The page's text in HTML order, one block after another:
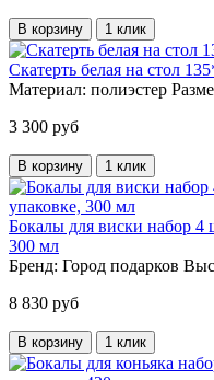
В корзину 1 клик
Скатерть белая на стол
Материал: полиэстер
3 300 руб
В корзину 1 клик
Бокалы для виски набор 4
300 мл
Бренд: Город подарков
8 830 руб
В корзину 1 клик